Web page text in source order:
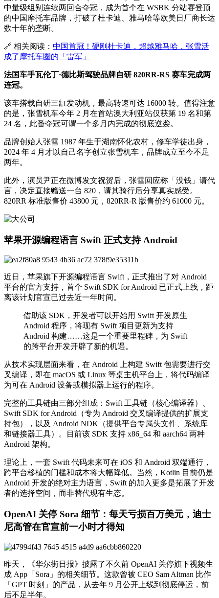
中量级组别连续两回合夺冠，成为首个在 WSBK 分站赛登顶
的中国摩托车品牌，打破了杜卡迪、雅马哈等欧美日厂商长达
数十年的垄断。
🔗 相关阅读： 中国首冠！硬刚杜卡迪，超越雅马哈，张雪活
成了摩托车圈的「雷军」
法国车手瓦伦丁·德比斯驾驶品牌自研 820RR-RS 赛车完成两
连冠。
该车搭载自研三缸发动机，最高转速可达 16000 转。值得注意
的是，张雪机车今年 2 月在首站澳大利亚站仅获第 19 名和第
24 名，此番夺冠可谓一个多月内完成的彻底逆袭。
品牌创始人张雪 1987 年生于湖南怀化农村，修车学徒出身，
2024 年 4 月才以自己名字创立张雪机车，品牌成立至今不足
两年。
此外，演员尹正在微博发文祝贺后，张雪回应称「没钱」请代
言，决定直接赠送一台 820，请其骑行后分享真实感受。
820RR 标准版售价 43800 元，820RR-R 版售价约 61000 元。
苹果开源编程语言 Swift 正式支持 Android
近日，苹果旗下开源编程语言 Swift，正式推出了对 Android
平台的官方支持，首个 Swift SDK for Android 已正式上线，距
离该计划官宣已过去近一年时间。
借助该 SDK，开发者可以开始用 Swift 开发原生
Android 程序，将现有 Swift 项目更新为支持
Android 构建……这是一个重要里程碑，为 Swift
的跨平台开发开辟了新的机遇。
从技术实现层面来看，在 Android 上构建 Swift 包需要进行交
叉编译，即在 macOS 或 Linux 等桌主机平台上，将代码编译
为可在 Android 设备或模拟器上运行的程序。
完整的工具链由三部分组成：Swift 工具链（核心编译器）、
Swift SDK for Android（专为 Android 交叉编译提供的扩展支
持包），以及 Android NDK（提供平台专属头文件、系统库
和链接器工具）。目前该 SDK 支持 x86_64 和 aarch64 两种
Android 架构。
理论上，一套 Swift 代码未来可在 iOS 和 Android 双端通行，
跨平台移植的门槛和成本将大幅降低。当然，Kotlin 目前仍是
Android 开发的绝对主力语言，Swift 的加入更多是拓展了开发
者的选择空间，而非替代现有生态。
OpenAI 关停 Sora 细节：每天亏损百万美元，迪士
尼高管在官宣前一小时才得知
昨天，《华尔街日报》披露了不久前 OpenAI 关停旗下视频生
成 App「Sora」的相关细节。这款曾被 CEO Sam Altman 比作
「GPT 时刻」的产品，从去年 9 月公开上线到彻底停运，前
后不足半年。